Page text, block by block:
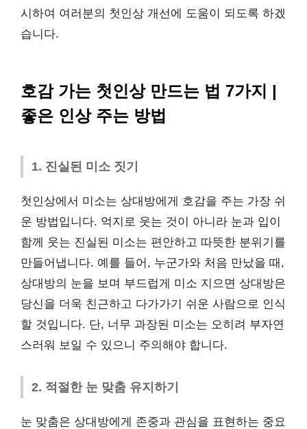
시하여 여러분의 첫인상 개선에 도움이 되도록 하겠
습니다.
호감 가는 첫인상 만드는 법 7가지 |
좋은 인상 주는 방법
1. 진실된 미소 짓기
첫인상에서 미소는 상대방에게 호감을 주는 가장 쉬
운 방법입니다. 억지로 웃는 것이 아니라 눈과 입이
함께 웃는 진실된 미소는 편안하고 따뜻한 분위기를
만들어냅니다. 예를 들어, 누군가와 처음 만났을 때,
상대방의 눈을 보며 부드럽게 미소 지으면 상대방은
당신을 더욱 친근하고 다가가기 쉬운 사람으로 인식
할 것입니다. 단, 너무 과장된 미소는 오히려 부자연
스러워 보일 수 있으니 주의해야 합니다.
2. 적절한 눈 맞춤 유지하기
눈 맞춤은 상대방에게 존중과 관심을 표현하는 중요